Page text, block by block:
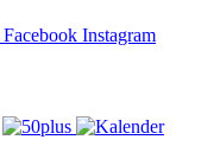
Facebook Instagram